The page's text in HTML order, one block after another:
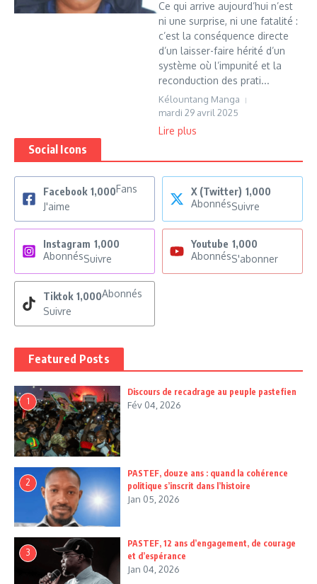
Ce qui arrive aujourd’hui n’est
ni une surprise, ni une fatalité :
c’est la conséquence directe
d’un laisser-faire hérité d’un
système où l’impunité et la
reconduction des prati...
Kélountang Manga
mardi 29 avril 2025
Lire plus
Social Icons
Facebook 1,000Fans
J'aime
X (Twitter) 1,000
AbonnésSuivre
Instagram 1,000
AbonnésSuivre
Youtube 1,000
AbonnésS'abonner
Tiktok 1,000Abonnés
Suivre
Featured Posts
1
Discours de recadrage au peuple pastefien
Fév 04, 2026
2
PASTEF, douze ans : quand la cohérence
politique s’inscrit dans l’histoire
Jan 05, 2026
3
PASTEF, 12 ans d’engagement, de courage
et d’espérance
Jan 04, 2026